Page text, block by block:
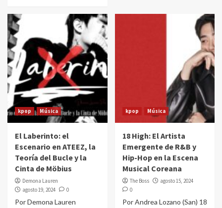
kpop Música
El Laberinto: el
Escenario en ATEEZ, la
Teoría del Bucle y la
Cinta de Möbius
Demona Lauren
agosto 19, 2024
0
Por Demona Lauren
kpop Música
18 High: El Artista
Emergente de R&B y
Hip-Hop en la Escena
Musical Coreana
The Boss
agosto 15, 2024
0
Por Andrea Lozano (San) 18